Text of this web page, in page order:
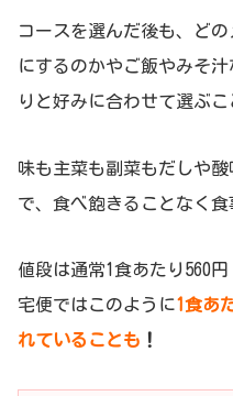
コースを選んだ後も、ど
にするのかやご飯やみそ
りと好みに合わせて選ぶこ
味も主菜も副菜もだしや
で、食べ飽きることなく食
値段は通常1食あたり560
宅便ではこのように1食あ
れていることも ！